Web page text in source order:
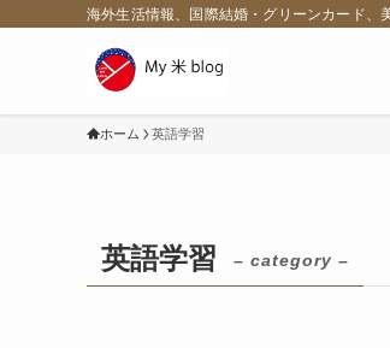
海外生活情報、国際結婚・グリーンカード、
ホーム 英語学習
英語学習 – category –